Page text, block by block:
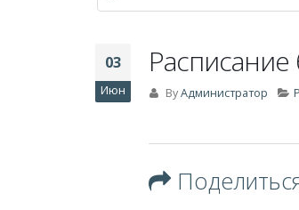
03
Июн ByАдминистратор